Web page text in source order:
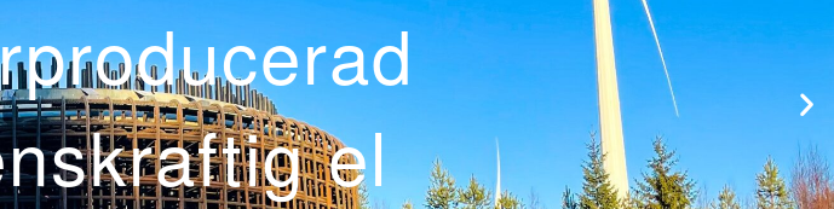
Neoens första svenska
vindpark under